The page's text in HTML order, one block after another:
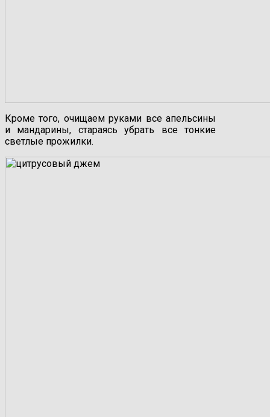
Кроме того, очищаем руками все апельсины
и мандарины, стараясь убрать все тонкие
светлые прожилки.